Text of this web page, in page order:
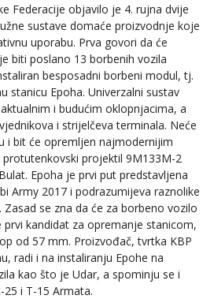
Federacije objavilo je 4. rujna dvije
sustave domaće proizvodnje koje
uporabu. Prva govori da će
biti poslano 13 borbenih vozila
besposadni borbeni modul, tj.
stanicu Epoha. Univerzalni sustav
i budućim oklopnjacima, a
i strijelčeva terminala. Neće
i bit će opremljen najmodernijim
projektil 9M133M-2
Epoha je prvi put predstavljena
Army 2017 i podrazumijeva raznolike
se zna da će za borbeno vozilo
kandidat za opremanje stanicom,
od 57 mm. Proizvođač, tvrtka KBP
radi i na instaliranju Epohe na
kao što je Udar, a spominju se i
i T-15 Armata.